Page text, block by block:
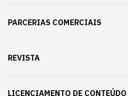
PARCERIAS COMERCIAIS
REVISTA
LICENCIAMENTO DE CONTEÚDO